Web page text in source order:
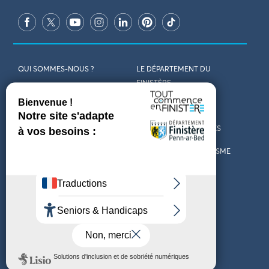
QUI SOMMES-NOUS ?
LE DÉPARTEMENT DU
FINISTÈRE
REJOIGNEZ-NOUS VENIR EN FINISTÈRE
CONTACT CARTES ET BROCHURES
LES OFFICES DE TOURISME
D’ACCESSIBILITÉ